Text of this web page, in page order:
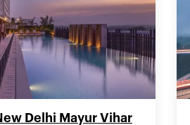
Delhi Mayur Vihar